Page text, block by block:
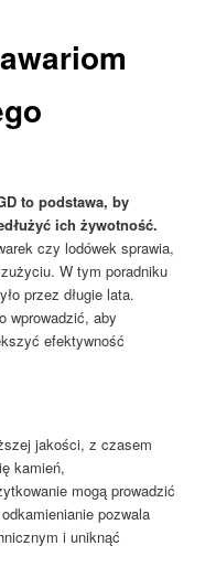
to podstawa, by
ich żywotność.
czy lodówek sprawia,
W tym poradniku
przez długie lata.
wprowadzić, aby
efektywność
jakości, z czasem
kamień,
mogą prowadzić
pozwala
i uniknąć